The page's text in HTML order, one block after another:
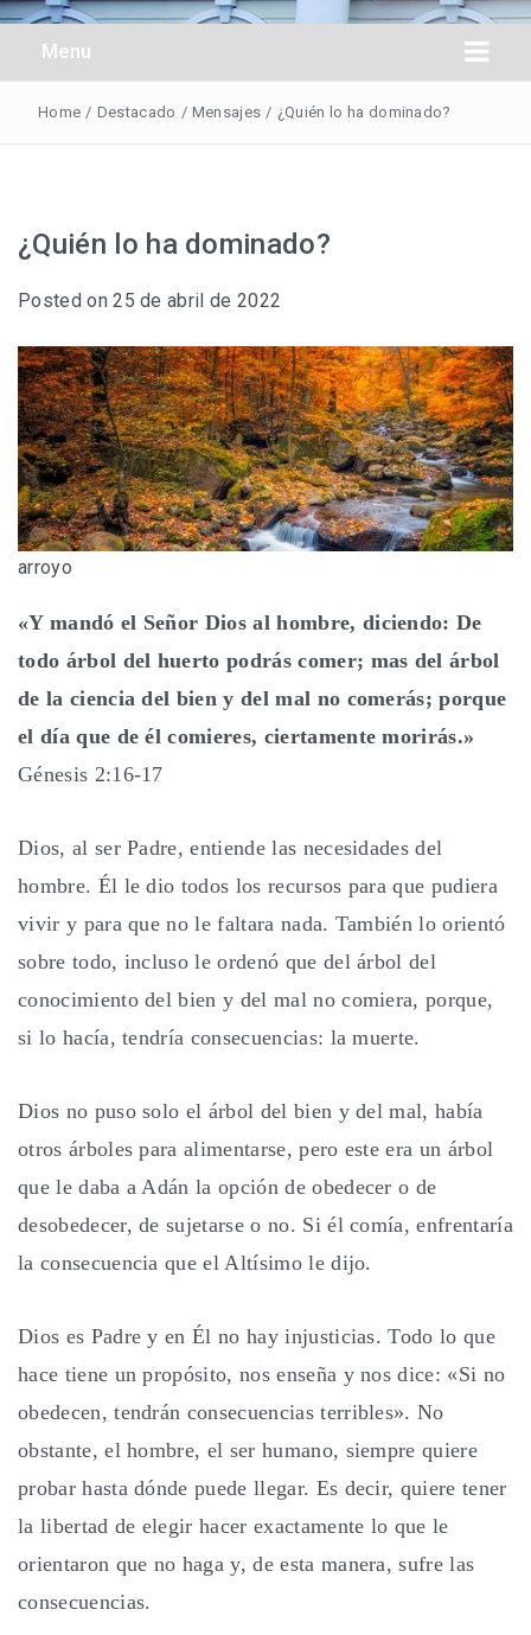
Obreros Universal
Menu
Home / Destacado / Mensajes / ¿Quién lo ha dominado?
¿Quién lo ha dominado?
Posted on25 de abril de 2022
arroyo
«Y mandó el Señor Dios al hombre, diciendo: De
todo árbol del huerto podrás comer; mas del árbol
de la ciencia del bien y del mal no comerás; porque
el día que de él comieres, ciertamente morirás.»
Génesis 2:16-17
Dios, al ser Padre, entiende las necesidades del
hombre. Él le dio todos los recursos para que pudiera
vivir y para que no le faltara nada. También lo orientó
sobre todo, incluso le ordenó que del árbol del
conocimiento del bien y del mal no comiera, porque,
si lo hacía, tendría consecuencias: la muerte.
Dios no puso solo el árbol del bien y del mal, había
otros árboles para alimentarse, pero este era un árbol
que le daba a Adán la opción de obedecer o de
desobedecer, de sujetarse o no. Si él comía, enfrentaría
la consecuencia que el Altísimo le dijo.
Dios es Padre y en Él no hay injusticias. Todo lo que
hace tiene un propósito, nos enseña y nos dice: «Si no
obedecen, tendrán consecuencias terribles». No
obstante, el hombre, el ser humano, siempre quiere
probar hasta dónde puede llegar. Es decir, quiere tener
la libertad de elegir hacer exactamente lo que le
orientaron que no haga y, de esta manera, sufre las
consecuencias.